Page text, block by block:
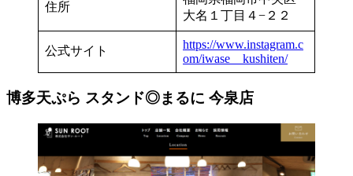
住所
大名１丁目４−２２
公式サイト
https://www.instagram.c
om/iwase__kushiten/
博多天ぷら スタンド◎まるに 今泉店